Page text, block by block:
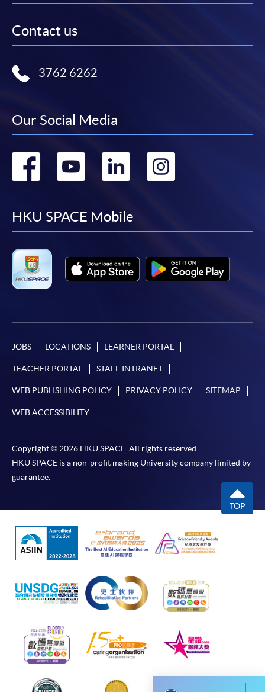
繳交所需費用
申請人可使用以下方式繳交報名費或課程費用:
定繳費靈網上密碼。有關如何申請繳費靈戶口及密
碼，請瀏覽繳費靈網址http://www.ppshk.com 。
*信用咭網上繳費服務
- 申請人可以 VISA 或
Mastercard（包括「香港大學專業進修學院
學中心作付款安排。
如欲了解如何於網上報讀新課程及繳費，請瀏覽網上
報讀同一學歷頒授課程內其他單元
程設有此服務，課程負責人會通知學員有關程序。
網上支付可通過「繳費靈」(PPS) (不適用於手機)、
VISA 或 Mastercard、「微信支付」(Online WeChat
Pay) 、「支付寶」(Online Alipay) 或 「轉數快」(FPS)
繳付學費。
親身報名/郵遞
凡以「先到先得」為取錄方式的課程，請填妥
SF26報名表，親往
費以及所需證明文件呈交。
Contact us
3762 6262
Our Social Media
Go
facebook
Go
youtube
Go
linkedin
HKU SPACE Mobile
JOBS LOCATIONS LEARNER PORTAL
TEACHER PORTAL STAFF INTRANET
WEB PUBLISHING POLICY PRIVACY POLICY SITEMAP
WEB ACCESSIBILITY
Copyright © 2026 HKU SPACE. All rights reserved.
HKU SPACE is a non-profit making University company limited by
guarantee.
TOP